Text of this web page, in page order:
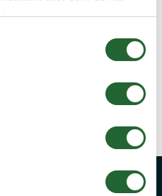
tjänster.
Köp
Köp